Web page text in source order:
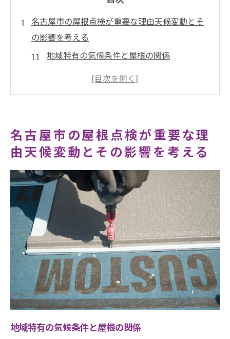
名古屋市の屋根点検が重要な理由天候変動とそ
の影響を考える
地域特有の気候条件と屋根の関係
屋根点検の基本的なプロセス
防水機能の維持と屋根点検
点検時に注意するべきポイント
知県名古屋市での実践例
定期メンテナンスの具体的な方法
メンテナンス契約のメリット
専門技術者による定期メンテナンスの重要
性
使用する材料とメンテナンスの効果
屋根の寿命を左右する要因
メンテナンス後の報告書の重要性
専門技術者による屋根点検最新機器を駆使した
名古屋市の屋根点検が重要な理
由天候変動とその影響を考える
地域特有の気候条件と屋根の関係